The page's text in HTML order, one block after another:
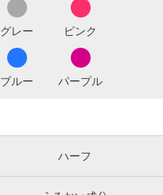
グレー ピンク
ブルー パープル
ハーフ